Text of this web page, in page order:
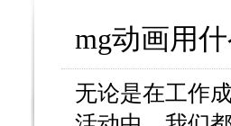
mg动画用
无论是在工作